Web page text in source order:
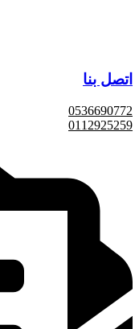
اتصل بنا
0536690772
0112925259